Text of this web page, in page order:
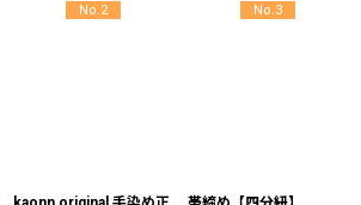
No.2 No.3